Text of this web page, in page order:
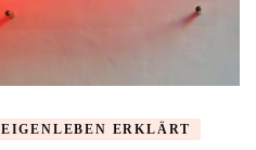
EIGENLEBEN ERKLÄRT